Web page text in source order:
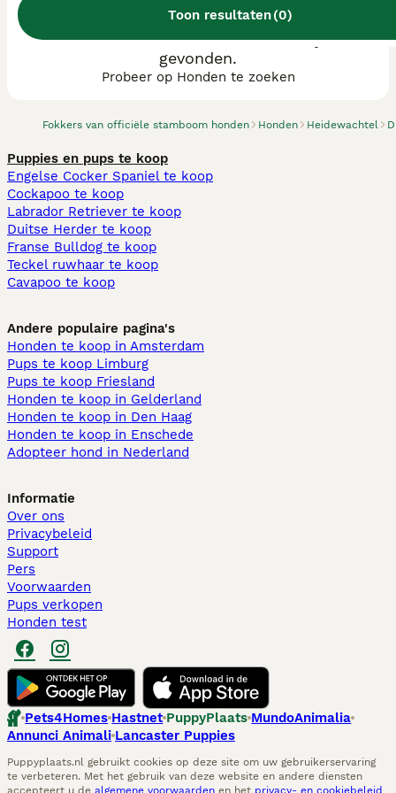
Toon resultaten(0)
Fokkers van officiële stamboom honden Honden Heidewachtel
We hebben 0 Heidewachtel fokkers, Tynaarlo
gevonden.
Probeer op Honden te zoeken
Puppies en pups te koop
Engelse Cocker Spaniel te koop
Cockapoo te koop
Labrador Retriever te koop
Duitse Herder te koop
Franse Bulldog te koop
Teckel ruwhaar te koop
Cavapoo te koop
Andere populaire pagina's
Honden te koop in Amsterdam
Pups te koop Limburg​
Pups te koop Friesland​
Honden te koop in Gelderland
Honden te koop in Den Haag
Honden te koop in Enschede
Adopteer hond in Nederland
Informatie
Over ons
Privacybeleid
Support
Pers
Voorwaarden
Pups verkopen
Honden test
Pets4Homes Hastnet PuppyPlaats MundoAnimalia
Annunci Animali Lancaster Puppies
Puppyplaats.nl gebruikt cookies op deze site om uw gebruikerservaring
te verbeteren. Met het gebruik van deze website en andere diensten
accepteert u de algemene voorwaarden en het privacy- en cookiebeleid